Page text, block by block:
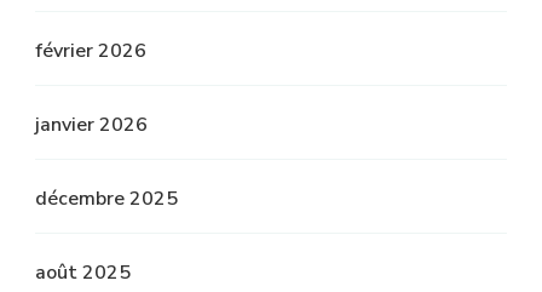
février 2026
janvier 2026
décembre 2025
août 2025